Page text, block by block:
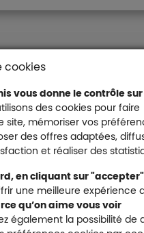
conforme
Humanis sur
Malakoff Humanis
Malakoff
Malakoff
cookies
vous donne le contrôle
des cookies pour faire
site, mémoriser vos
des offres adaptées,
et réaliser des
en cliquant sur "accepter"
une meilleure expérience
qu’on aime vous voir
également la possibilité de